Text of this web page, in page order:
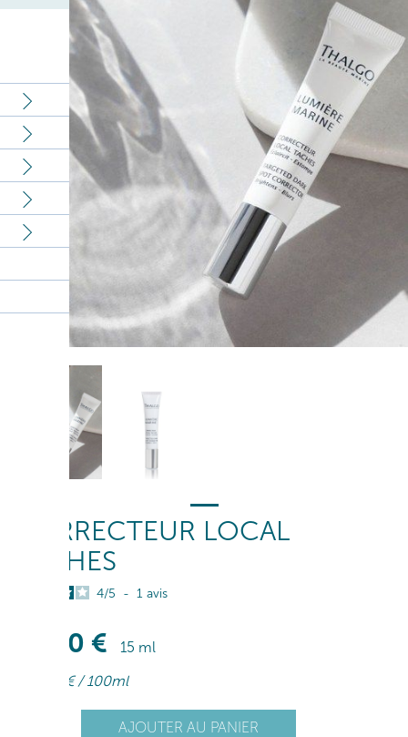
CORRECTEUR LOCAL
TACHES
4/5 - 1 avis
,50 €
15 ml
€/ 100ml
AJOUTER AU PANIER